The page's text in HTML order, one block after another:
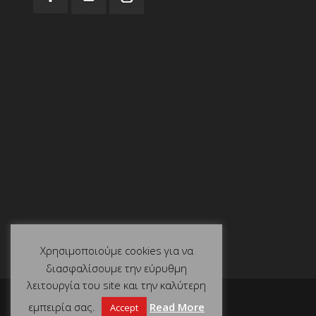
Χρησιμοποιούμε cookies για να
διασφαλίσουμε την εύρυθμη
λειτουργία του site και την καλύτερη
εμπειρία σας.
Accept Read More